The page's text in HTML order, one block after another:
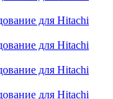
для Hitachi
для Hitachi
для Hitachi
для Hitachi